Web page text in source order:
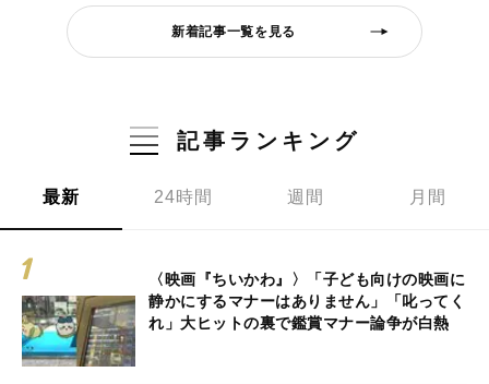
新着記事一覧を見る
記事ランキング
最新 24時間 週間 月間
〈映画『ちいかわ』〉「子ども向けの映画に
静かにするマナーはありません」「叱ってく
れ」大ヒットの裏で鑑賞マナー論争が白熱